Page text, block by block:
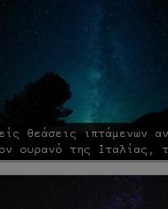
θεάσεις ιπτάμενων
ουρανό της Ιταλίας,